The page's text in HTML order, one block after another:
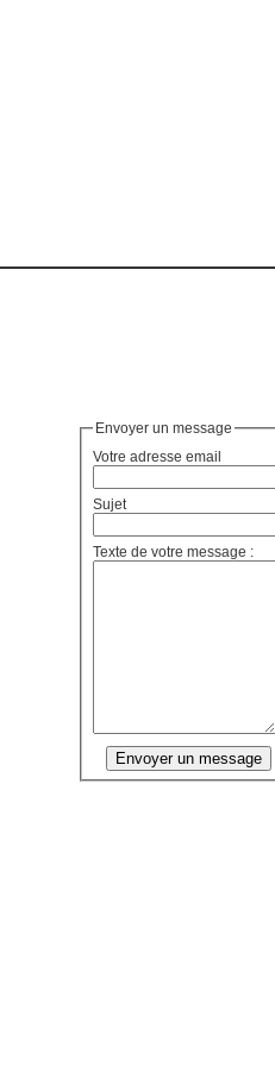
Envoyer un message
Votre adresse email
Sujet
Texte de votre message :